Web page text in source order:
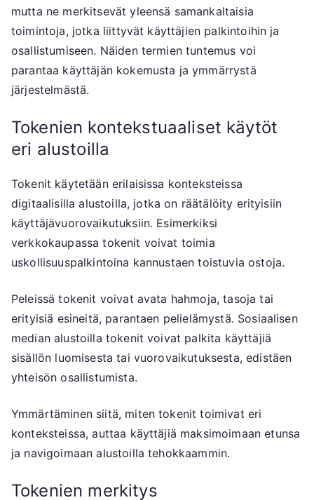
mutta ne merkitsevät yleensä samankaltaisia
toimintoja, jotka liittyvät käyttäjien palkintoihin ja
osallistumiseen. Näiden termien tuntemus voi
parantaa käyttäjän kokemusta ja ymmärrystä
järjestelmästä.
Tokenien kontekstuaaliset käytöt
eri alustoilla
Tokenit käytetään erilaisissa konteksteissa
digitaalisilla alustoilla, jotka on räätälöity erityisiin
käyttäjävuorovaikutuksiin. Esimerkiksi
verkkokaupassa tokenit voivat toimia
uskollisuuspalkintoina kannustaen toistuvia ostoja.
Peleissä tokenit voivat avata hahmoja, tasoja tai
erityisiä esineitä, parantaen pelielämystä. Sosiaalisen
median alustoilla tokenit voivat palkita käyttäjiä
sisällön luomisesta tai vuorovaikutuksesta, edistäen
yhteisön osallistumista.
Ymmärtäminen siitä, miten tokenit toimivat eri
konteksteissa, auttaa käyttäjiä maksimoimaan etunsa
ja navigoimaan alustoilla tehokkaammin.
Tokenien merkitys